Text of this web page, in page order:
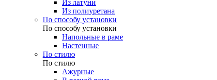
Из латуни
Из полиуретана
По способу установки
По способу установки
Напольные в раме
Настенные
По стилю
По стилю
Ажурные